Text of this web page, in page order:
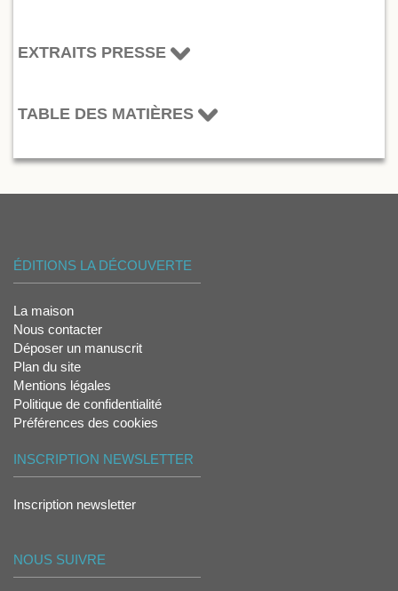
EXTRAITS PRESSE
TABLE DES MATIÈRES
ÉDITIONS LA DÉCOUVERTE
La maison
Nous contacter
Déposer un manuscrit
Plan du site
Mentions légales
Politique de confidentialité
Préférences des cookies
INSCRIPTION NEWSLETTER
Inscription newsletter
NOUS SUIVRE